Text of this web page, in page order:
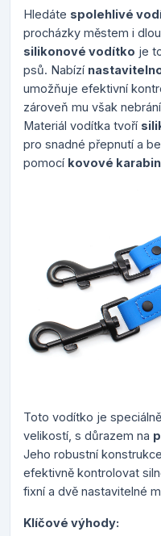
Hledáte spolehlivé
procházky městem i
silikonové vodítko je
psů. Nabízí
umožňuje efektivní
zároveň mu však
Materiál vodítka tvoří
pro snadné přepnutí a
pomocí kovové
Toto vodítko je
velikostí, s důrazem na
Jeho robustní
efektivně kontrolovat
fixní a dvě nastavitelné
Klíčové výhody: